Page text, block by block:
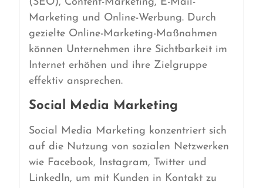
Marketing und Online-Werbung. Durch
gezielte Online-Marketing-Maßnahmen
können Unternehmen ihre Sichtbarkeit im
Internet erhöhen und ihre Zielgruppe
effektiv ansprechen.
Social Media Marketing
Social Media Marketing konzentriert sich
auf die Nutzung von sozialen Netzwerken
wie Facebook, Instagram, Twitter und
LinkedIn, um mit Kunden in Kontakt zu